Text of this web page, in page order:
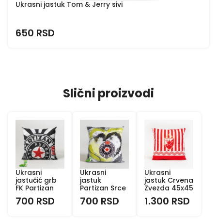
Ukrasni jastuk Tom & Jerry sivi
650 RSD
Slični proizvodi
Ukrasni
jastučić grb
FK Partizan
700 RSD
Ukrasni
jastuk
Partizan Srce
700 RSD
Ukrasni
jastuk Crvena
Zvezda 45x45
1.300 RSD